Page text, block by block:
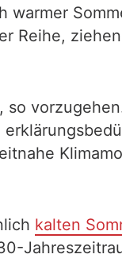
Reihe,
kalten